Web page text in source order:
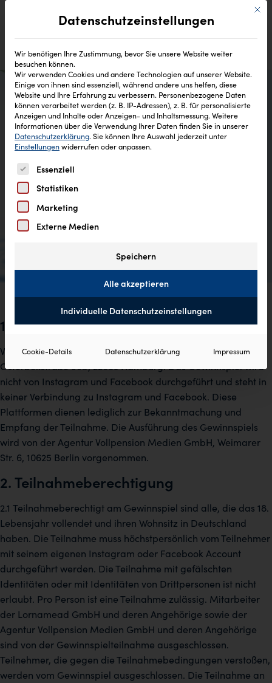
Teilnahmebedingungen
Gewinnspiel „Aroma Diffuser“
Facebook & Instagram
1. Veranstalter des Gewinnspiels
Veranstalter des Gewinnspiels ist die Lornamead GmbH,
Osterbekstraße 90b, 22083 Hamburg. Das Gewinnspiel wird
nicht von Instagram und Facebook durchgeführt und steht in
keiner Verbindung zu Instagram und Facebook. Diese
Plattformen dienen lediglich zur Bekanntmachung und
Empfang der Teilnahme. Die Ausführung des Gewinnspiels
wird von der Agentur Vollpension Medien GmbH, Weimarer
Str. 6, 10625 Berlin vorgenommen.
2. Teilnahmeberechtigung
2.1 Teilnahmeberechtigt am Gewinnspiel sind alle, die das 18.
Lebensjahr vollendet und ihren Wohnsitz in Deutschland
haben. Die Teilnahme muss höchstpersönlich vom Teilnehmer
mit seinem eigenen Instagram oder Facebook Account
durchgeführt werden. Die Teilnahme mit gefälschten
Identitäten oder mit Identitäten von Drittpersonen ist nicht
erlaubt. Pro Person ist eine Teilnahme zulässig. Mitarbeiter
der Lornamead GmbH und deren Angehörige sowie der
Agentur Vollpension Medien GmbH und deren Angehörige
sind von der Gewinnspielteilnahme ausgeschlossen.
Teilnehmer, die gegen die Teilnahmebedingungen verstoßen,
werden vom Gewinnspiel ausgeschlossen. Die Teilnahme an
Mit
Datenschutzeinstellungen
Wir benötigen Ihre Zustimmung, bevor Sie unsere Website weiter
besuchen können.
Wir verwenden Cookies und andere Technologien auf unserer Website.
Einige von ihnen sind essenziell, während andere uns helfen, diese
Website und Ihre Erfahrung zu verbessern. Personenbezogene Daten
können verarbeitet werden (z. B. IP-Adressen), z. B. für personalisierte
Anzeigen und Inhalte oder Anzeigen- und Inhaltsmessung. Weitere
Informationen über die Verwendung Ihrer Daten finden Sie in unserer
Datenschutzerklärung. Sie können Ihre Auswahl jederzeit unter
Einstellungenwiderrufen oder anpassen.
Es folgt eine Liste der Service-Gruppen, für die eine
Essenziell
Statistiken
Marketing
Externe Medien
Speichern
Alle akzeptieren
Individuelle Datenschutzeinstellungen
Cookie-Details Datenschutzerklärung Impressum